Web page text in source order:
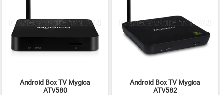
Android Box TV Mygica
ATV580
Android Box TV Mygica
ATV582